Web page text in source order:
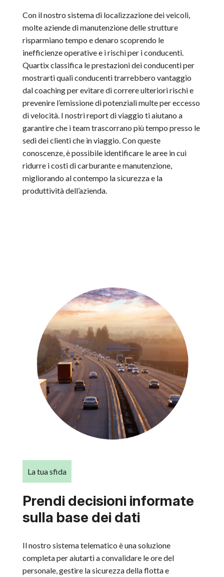
Con il nostro sistema di localizzazione dei veicoli,
molte aziende di manutenzione delle strutture
risparmiano tempo e denaro scoprendo le
inefficienze operative e i rischi per i conducenti.
Quartix classifica le prestazioni dei conducenti per
mostrarti quali conducenti trarrebbero vantaggio
dal coaching per evitare di correre ulteriori rischi e
prevenire l’emissione di potenziali multe per eccesso
di velocità. I nostri report di viaggio ti aiutano a
garantire che i team trascorrano più tempo presso le
sedi dei clienti che in viaggio. Con queste
conoscenze, è possibile identificare le aree in cui
ridurre i costi di carburante e manutenzione,
migliorando al contempo la sicurezza e la
produttività dell’azienda.
La tua sfida
Prendi decisioni informate
sulla base dei dati
Il nostro sistema telematico è una soluzione
completa per aiutarti a convalidare le ore del
personale, gestire la sicurezza della flotta e